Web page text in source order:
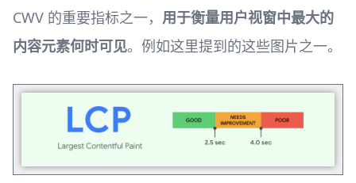
CWV 的重要指标之一， 用于衡量用户视窗中最大的
内容元素何时可见。例如这里提到的这些图片之一。